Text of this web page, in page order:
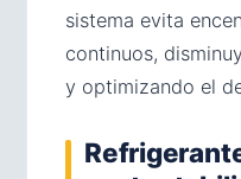
sistema evita
continuos,
y optimizando el